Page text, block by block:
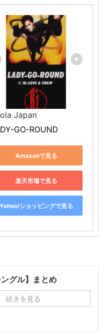
Japan
GO-ROUND
Amazonで見る
楽天市場で見る
Yahoo!ショッピングで見る
グル】まとめ
続きを見る